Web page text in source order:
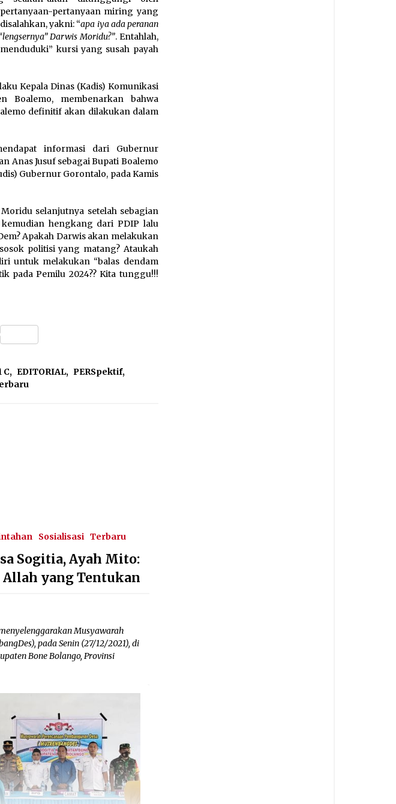
pertanyaan miring yang
yakni: “apa iya ada peranan
Darwis Moridu?”. Entahlah,
kursi yang susah payah
Kepala Dinas (Kadis) Komunikasi
Boalemo, membenarkan bahwa
definitif akan dilakukan dalam
informasi dari Gubernur
Anas Jusuf sebagai Bupati Boalemo
Gubernur Gorontalo, pada Kamis
selanjutnya setelah sebagian
hengkang dari PDIP lalu
Apakah Darwis akan melakukan
politisi yang matang? Ataukah
untuk melakukan “balas dendam
pada Pemilu 2024?? Kita tunggu!!!
C, EDITORIAL, PERSpektif,
Sosialisasi Terbaru
Sogitia, Ayah Mito:
yang Tentukan
menyelenggarakan Musyawarah
pada Senin (27/12/2021), di
Bone Bolango, Provinsi